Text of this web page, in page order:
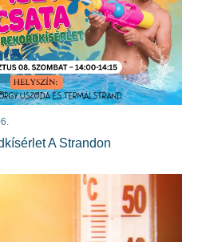
A Strandon